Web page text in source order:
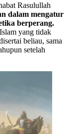
Rasulullah
dalam mengatur
berperang.
yang tidak
beliau, sama
setelah